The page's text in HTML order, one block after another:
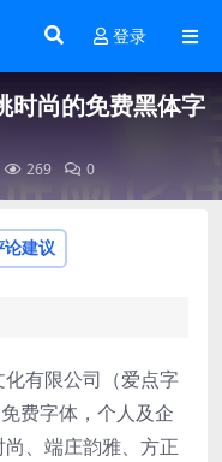
登录
时尚的免费黑体字
269 0
论建议
有限公司（爱点字
费字体，个人及企
、端庄韵雅、方正